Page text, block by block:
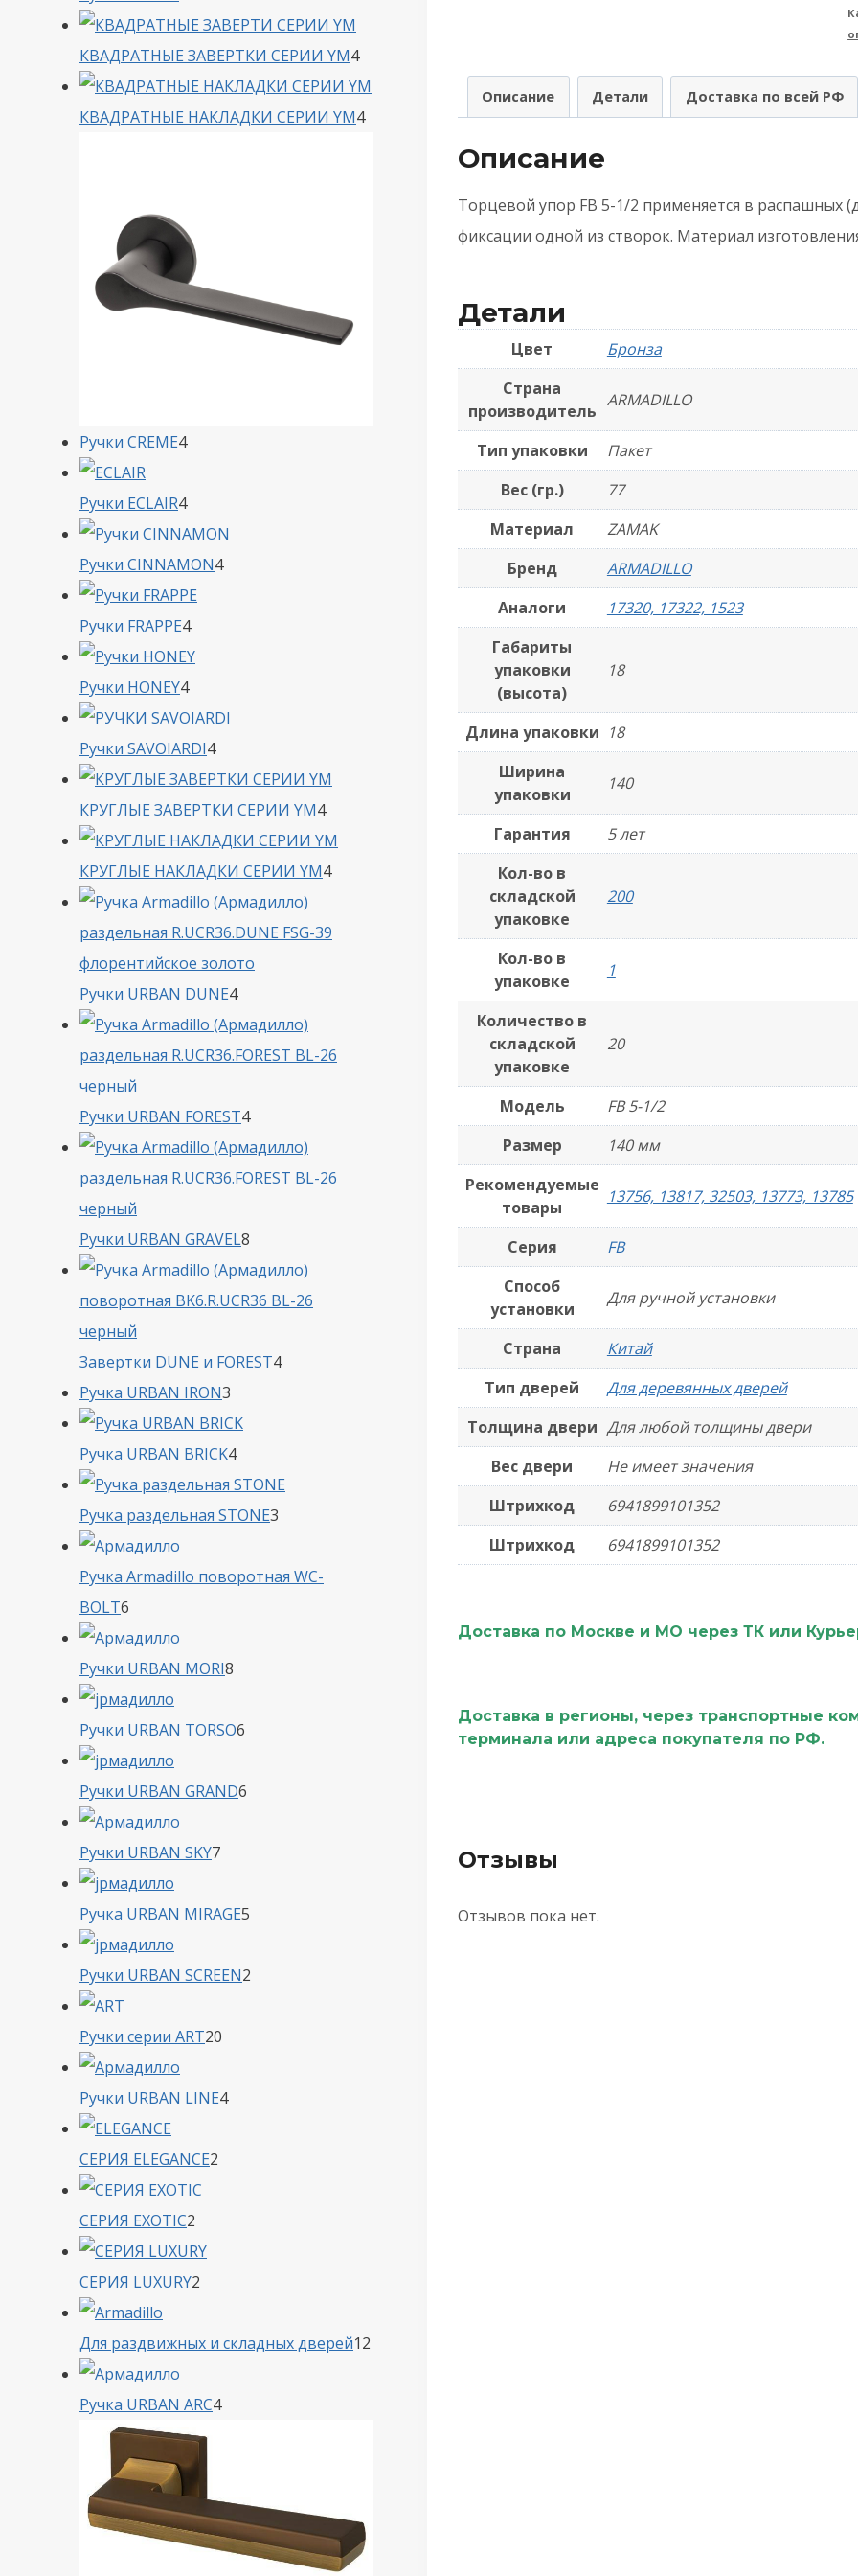
Описание Детали Доставка по всей РФ
Описание
Торцевой упор FB 5-1/2 применяется в распашных
фиксации одной из створок. Материал
Детали
Цвет
Бронза
Страна
производитель
ARMADILLO
Тип упаковки
Пакет
Вес (гр.)
77
Материал
ZAMAK
Бренд
ARMADILLO
Аналоги
17320, 17322, 1523
Габариты
упаковки
(высота)
18
Длина упаковки 18
Ширина
упаковки
140
Гарантия
5 лет
Кол-во в
складской
упаковке
200
Кол-во в
упаковке
1
Количество в
складской
упаковке
20
Модель
FB 5-1/2
Размер
140 мм
Рекомендуемые
товары
13756, 13817, 32503, 13773, 13785
Серия
FB
Способ
установки
Для ручной установки
Страна
Китай
Тип дверей
Для деревянных дверей
Толщина двери Для любой толщины двери
Вес двери
Не имеет значения
Штрихкод
6941899101352
Штрихкод
6941899101352
Доставка по Москве и МО через ТК или
Доставка в регионы, через транспортные
терминала или адреса покупателя по РФ.
Отзывы
Отзывов пока нет.
товара
КВАДРАТНЫЕ ЗАВЕРТКИ СЕРИИ YM44
товара
КВАДРАТНЫЕ НАКЛАДКИ СЕРИИ YM44
Ручки CREME44
Ручки ECLAIR44
товара
Ручки CINNAMON44
Ручки FRAPPE44
товара
Ручки HONEY44
товара
Ручки SAVOIARDI44
товара
КРУГЛЫЕ ЗАВЕРТКИ СЕРИИ YM44
товара
КРУГЛЫЕ НАКЛАДКИ СЕРИИ YM44
Ручки URBAN DUNE44
товара
Ручки URBAN FOREST44
товара
Ручки URBAN GRAVEL8
товаров
Завертки DUNE и FOREST44
Ручка URBAN IRON3
товара
Ручка URBAN BRICK44
товара
Ручка раздельная STONE3
Ручка Armadillo поворотная WC-
BOLT6
товаров
Ручки URBAN MORI8
Ручки URBAN TORSO6
Ручки URBAN GRAND6
Ручки URBAN SKY77
Ручка URBAN MIRAGE5
Ручки URBAN SCREEN2
Ручки серии ART20
Ручки URBAN LINE44
СЕРИЯ ELEGANCE2
СЕРИЯ EXOTIC2
товара
СЕРИЯ LUXURY2
Для раздвижных и складных дверей12
Ручка URBAN ARC44